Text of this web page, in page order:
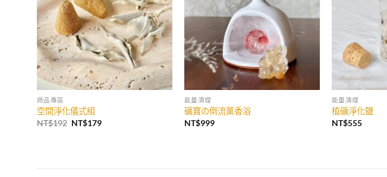
商品專區
空間淨化儀式組
NT$192 原
NT$179目
能量清理
礦寶の倒流薰香浴
NT$999
能量清理
植礦淨化鹽
NT$555